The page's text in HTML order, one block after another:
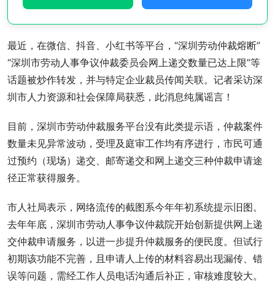
最近，在微信、抖音、小红书等平台，“深圳劳动仲裁熔断”
“深圳市劳动人事争议仲裁委员会网上递交数量已达上限”等
话题被炒作转发，并与特定企业裁员传闻关联。记者采访深
圳市人力资源和社会保障局获悉，此消息纯属谣言！
目前，深圳市劳动仲裁服务平台没有此类提示语，仲裁案件
数量未见异常波动，受理及庭审工作均有序进行，市民可通
过预约（现场）递交、邮寄递交和网上递交三种仲裁申请途
径正常获得服务。
市人社局表示，网络流传的截图系今年年初系统提示旧图。
去年年底，深圳市劳动人事争议仲裁院开始创新提供网上递
交仲裁申请服务，以进一步提升仲裁服务的便民度。但试行
初期该功能不完善，且申请人上传的材料容易出现漏传、错
误等问题，需经工作人员电话沟通后补正，审核难度较大。